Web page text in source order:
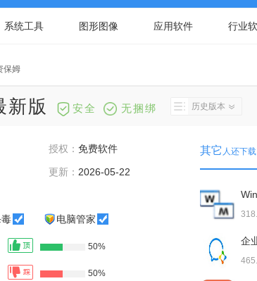
系统工具 图形图像 应用软件 行业
保姆
新版 安全 无捆绑 历史版本
授权：免费软件
更新： 2026-05-22
电脑管家
50%
50%
其它 人还下载
企